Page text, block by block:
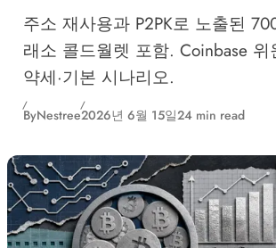
주소 재사용과 P2PK로 노출된
래소 콜드월렛 포함. Coinbase 위
약세·기본 시나리오.
ByNestree2026년 6월 15일24 min read